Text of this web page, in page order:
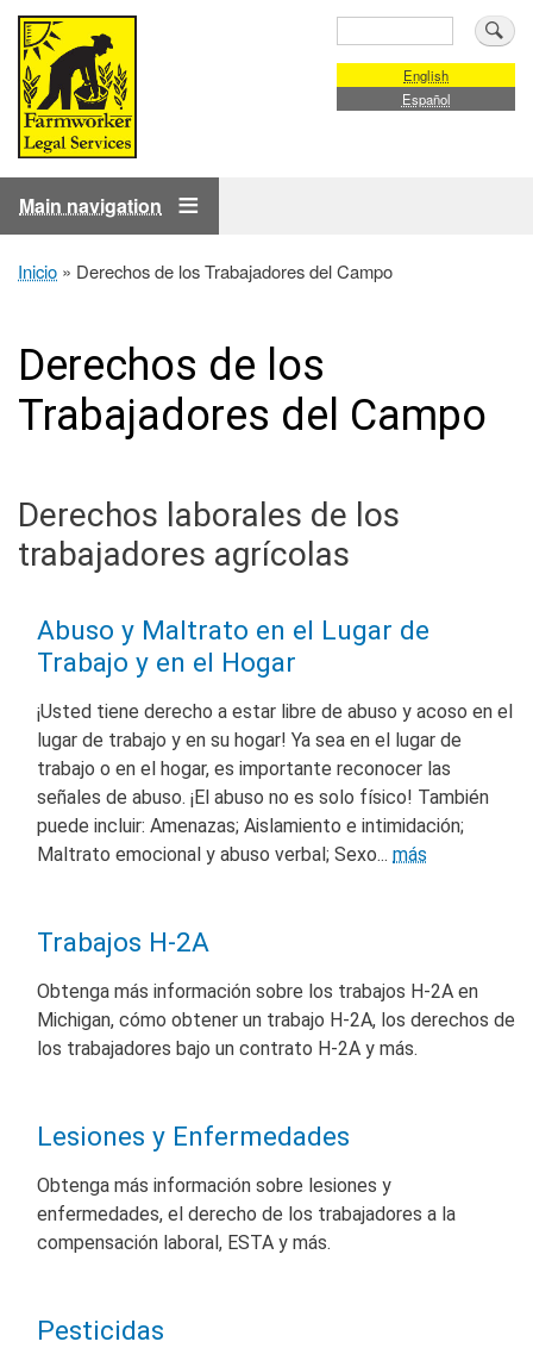
Buscar
English
Español
Main navigation
navegación
Inicio Derechos de los Trabajadores del Campo
Derechos de los
Trabajadores del Campo
Derechos laborales de los
trabajadores agrícolas
Abuso y Maltrato en el Lugar de
Trabajo y en el Hogar
¡Usted tiene derecho a estar libre de abuso y acoso en el
lugar de trabajo y en su hogar! Ya sea en el lugar de
trabajo o en el hogar, es importante reconocer las
señales de abuso. ¡El abuso no es solo físico! También
puede incluir: Amenazas; Aislamiento e intimidación;
Maltrato emocional y abuso verbal; Sexo... más
Trabajos H-2A
Obtenga más información sobre los trabajos H-2A en
Michigan, cómo obtener un trabajo H-2A, los derechos de
los trabajadores bajo un contrato H-2A y más.
Lesiones y Enfermedades
Obtenga más información sobre lesiones y
enfermedades, el derecho de los trabajadores a la
compensación laboral, ESTA y más.
Pesticidas